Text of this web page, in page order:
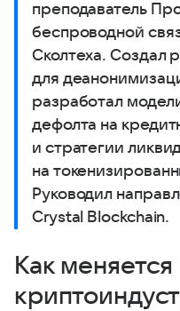
преподаватель
беспроводной
Сколтеха. Создал
для
разработал
дефолта на
и стратегии
на
Руководил
Crystal Blockchain.
Как меняется